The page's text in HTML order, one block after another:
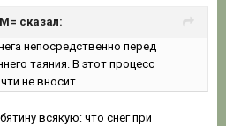
сказал:
непосредственно перед
таяния. В этот процесс
не вносит.
всякую: что снег при